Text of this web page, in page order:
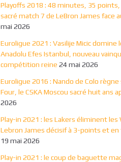
Playoffs 2018 : 48 minutes, 35
sacré match 7 de LeBron James face
mai 2026
Euroligue 2021 : Vasilije Micic domine
Anadolu Efes Istanbul, nouveau
compétition reine 24 mai 2026
Euroligue 2016 : Nando de Colo règne
Four, le CSKA Moscou sacré huit ans
2026
Play-in 2021 : les Lakers éliminent les
Lebron James décisif à 3-points et
19 mai 2026
Play-in 2021 : le coup de baguette